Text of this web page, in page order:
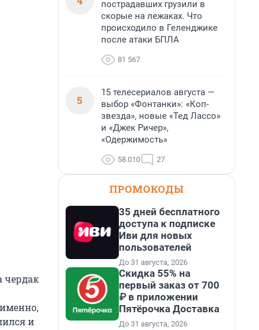
чердак
и
пострадавших грузили в
скорые на лежаках. Что
происходило в Геленджике
после атаки БПЛА
81 567
5
15 телесериалов августа —
выбор «Фонтанки»: «Коп-
звезда», новые «Тед Лассо»
и «Джек Ричер»,
«Одержимость»
58 010 27
ПРОМОКОДЫ
35 дней бесплатного
доступа к подписке
Иви для новых
пользователей
До 31 августа, 2026
Скидка 55% на
первый заказ от 700
₽ в приложении
Пятёрочка Доставка
До 31 августа, 2026